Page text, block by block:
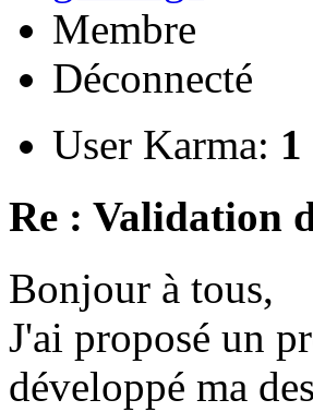
Membre
Déconnecté
User Karma: 1
Re : Validation
Bonjour à tous,
J'ai proposé un
développé ma